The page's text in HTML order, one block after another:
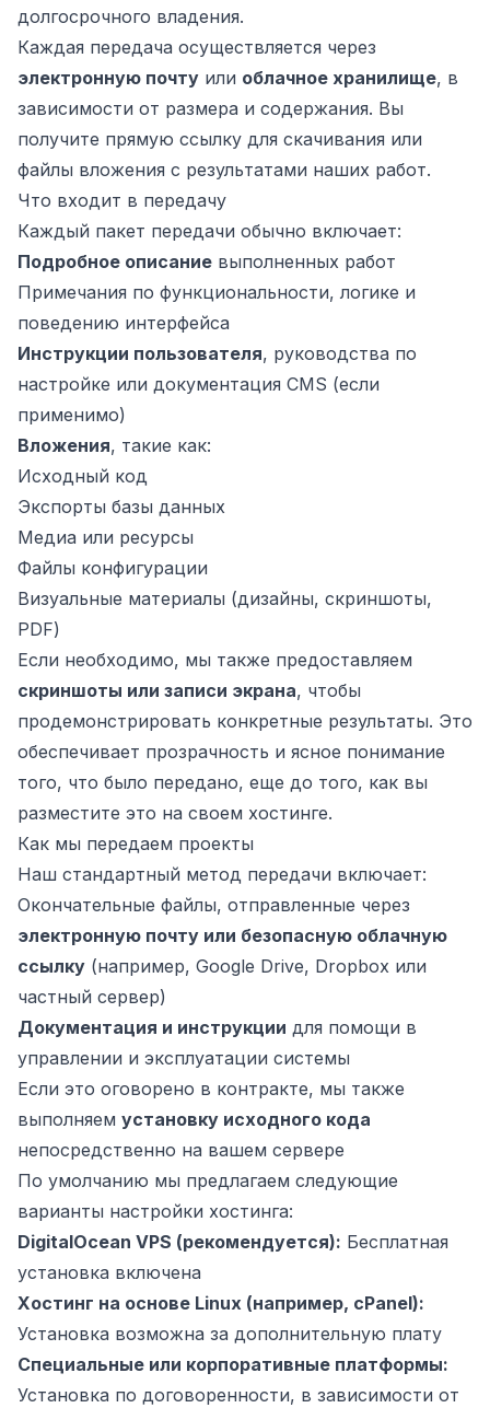
долгосрочного владения.
Каждая передача осуществляется через
электронную почту или облачное хранилище, в
зависимости от размера и содержания. Вы
получите прямую ссылку для скачивания или
файлы вложения с результатами наших работ.
Что входит в передачу
Каждый пакет передачи обычно включает:
Подробное описание выполненных работ
Примечания по функциональности, логике и
поведению интерфейса
Инструкции пользователя, руководства по
настройке или документация CMS (если
применимо)
Вложения, такие как:
Исходный код
Экспорты базы данных
Медиа или ресурсы
Файлы конфигурации
Визуальные материалы (дизайны, скриншоты,
PDF)
Если необходимо, мы также предоставляем
скриншоты или записи экрана, чтобы
продемонстрировать конкретные результаты. Это
обеспечивает прозрачность и ясное понимание
того, что было передано, еще до того, как вы
разместите это на своем хостинге.
Как мы передаем проекты
Наш стандартный метод передачи включает:
Окончательные файлы, отправленные через
электронную почту или безопасную облачную
ссылку (например, Google Drive, Dropbox или
частный сервер)
Документация и инструкции для помощи в
управлении и эксплуатации системы
Если это оговорено в контракте, мы также
выполняем установку исходного кода
непосредственно на вашем сервере
По умолчанию мы предлагаем следующие
варианты настройки хостинга:
DigitalOcean VPS (рекомендуется): Бесплатная
установка включена
Хостинг на основе Linux (например, cPanel):
Установка возможна за дополнительную плату
Специальные или корпоративные платформы:
Установка по договоренности, в зависимости от